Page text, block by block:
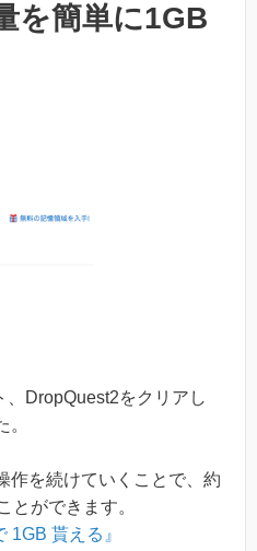
を簡単に1GB
DropQuest2をクリアし
作を続けていくことで、約
とができます。
1GB 貰える』